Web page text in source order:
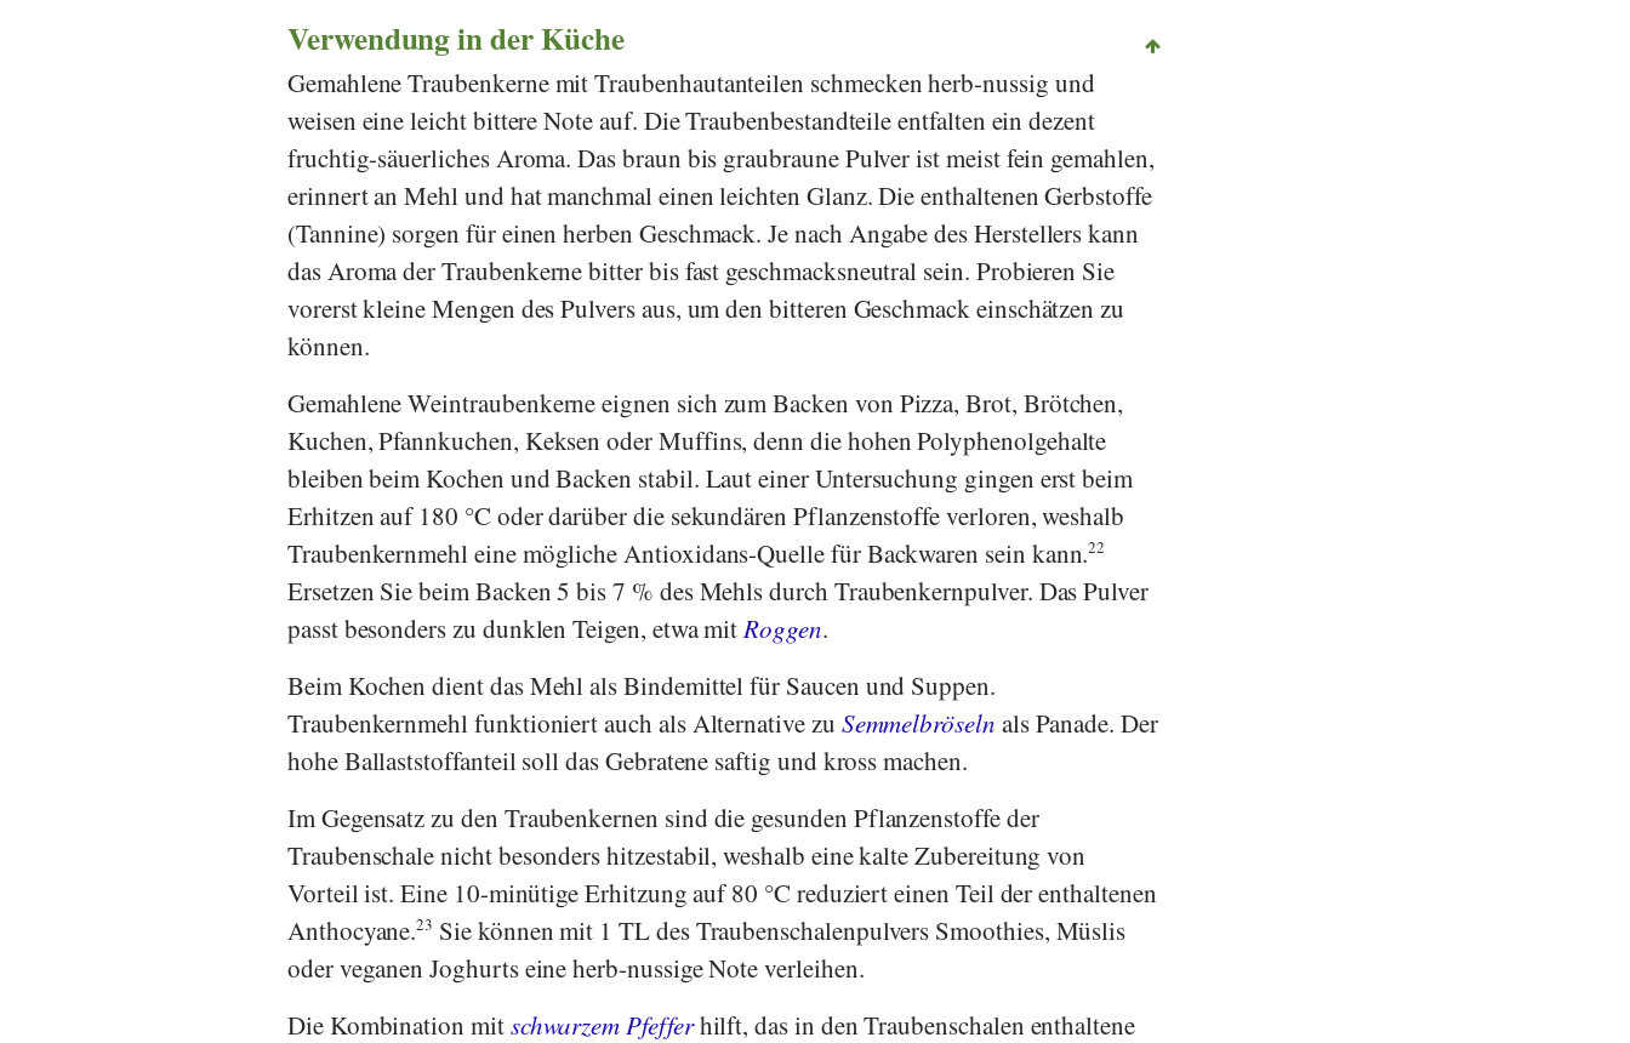
Verwendung in der Küche
Gemahlene Traubenkerne mit Traubenhautanteilen schmecken herb-nussig und
weisen eine leicht bittere Note auf. Die Traubenbestandteile entfalten ein dezent
fruchtig-säuerliches Aroma. Das braun bis graubraune Pulver ist meist fein gemahlen,
erinnert an Mehl und hat manchmal einen leichten Glanz. Die enthaltenen Gerbstoffe
(Tannine) sorgen für einen herben Geschmack. Je nach Angabe des Herstellers kann
das Aroma der Traubenkerne bitter bis fast geschmacksneutral sein. Probieren Sie
vorerst kleine Mengen des Pulvers aus, um den bitteren Geschmack einschätzen zu
können.
Gemahlene Weintraubenkerne eignen sich zum Backen von Pizza, Brot, Brötchen,
Kuchen, Pfannkuchen, Keksen oder Muffins, denn die hohen Polyphenolgehalte
bleiben beim Kochen und Backen stabil. Laut einer Untersuchung gingen erst beim
Erhitzen auf 180 °C oder darüber die sekundären Pflanzenstoffe verloren, weshalb
Traubenkernmehl eine mögliche Antioxidans-Quelle für Backwaren sein kann.22
Ersetzen Sie beim Backen 5 bis 7 % des Mehls durch Traubenkernpulver. Das Pulver
passt besonders zu dunklen Teigen, etwa mitRoggen.
Beim Kochen dient das Mehl als Bindemittel für Saucen und Suppen.
Traubenkernmehl funktioniert auch als Alternative zu Semmelbröseln als Panade. Der
hohe Ballaststoffanteil soll das Gebratene saftig und kross machen.
Im Gegensatz zu den Traubenkernen sind die gesunden Pflanzenstoffe der
Traubenschale nicht besonders hitzestabil, weshalb eine kalte Zubereitung von
Vorteil ist. Eine 10-minütige Erhitzung auf 80 °C reduziert einen Teil der enthaltenen
Anthocyane.23 Sie können mit 1 TL des Traubenschalenpulvers Smoothies, Müslis
oder veganen Joghurts eine herb-nussige Note verleihen.
Die Kombination mitschwarzem Pfefferhilft, das in den Traubenschalen enthaltene